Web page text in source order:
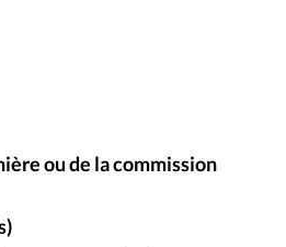
ou de la commission